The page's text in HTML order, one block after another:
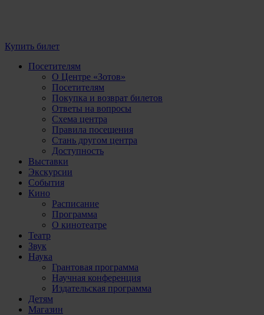
Купить билет
Посетителям
О Центре «Зотов»
Посетителям
Покупка и возврат билетов
Ответы на вопросы
Схема центра
Правила посещения
Стань другом центра
Доступность
Выставки
Экскурсии
События
Кино
Расписание
Программа
О кинотеатре
Театр
Звук
Наука
Грантовая программа
Научная конференция
Издательская программа
Детям
Магазин